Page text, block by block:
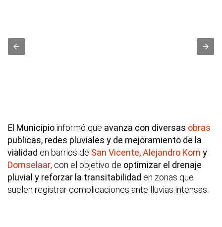
El Municipioinformó que avanza con diversas obras
publicas, redes pluviales y de mejoramiento de la
vialidad en barrios de San Vicente,Alejandro Korn y
Domselaar, con el objetivo de optimizar el drenaje
pluvial y reforzar la transitabilidad en zonas que
suelen registrar complicaciones ante lluvias intensas.